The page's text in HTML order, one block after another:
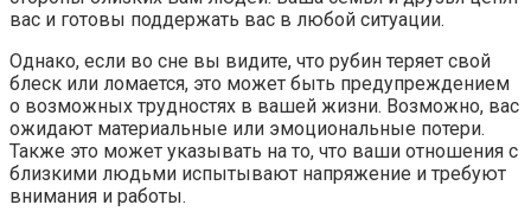
вас и готовы поддержать вас в любой ситуации.
Однако, если во сне вы видите, что рубин теряет свой
блеск или ломается, это может быть предупреждением
о возможных трудностях в вашей жизни. Возможно, вас
ожидают материальные или эмоциональные потери.
Также это может указывать на то, что ваши отношения с
близкими людьми испытывают напряжение и требуют
внимания и работы.